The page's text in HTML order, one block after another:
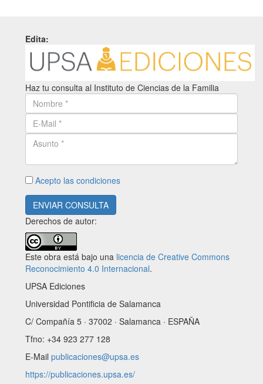
Edita:
Haz tu consulta al Instituto de Ciencias de la Familia
Acepto las condiciones
ENVIAR CONSULTA
Derechos de autor:
Este obra está bajo una licencia de Creative Commons
Reconocimiento 4.0 Internacional.
UPSA Ediciones
Universidad Pontificia de Salamanca
C/ Compañía 5 · 37002 · Salamanca · ESPAÑA
Tfno: +34 923 277 128
E-Mail publicaciones@upsa.es
https://publicaciones.upsa.es/